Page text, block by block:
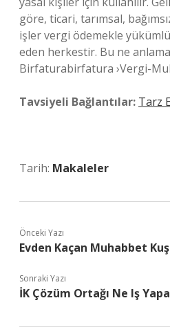
göre, ticari, tarımsal,
işler vergi ödemekle
eden herkestir. Bu ne
Birfaturabirfatura ›Vergi-
Tavsiyeli Bağlantılar: Tarz
Tarih: Makaleler
Önceki Yazı
Evden Kaçan Muhabbet
Sonraki Yazı
İK Çözüm Ortağı Ne Iş